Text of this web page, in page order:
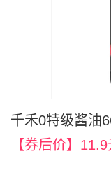
千禾0特级酱油
【券后价】11.9